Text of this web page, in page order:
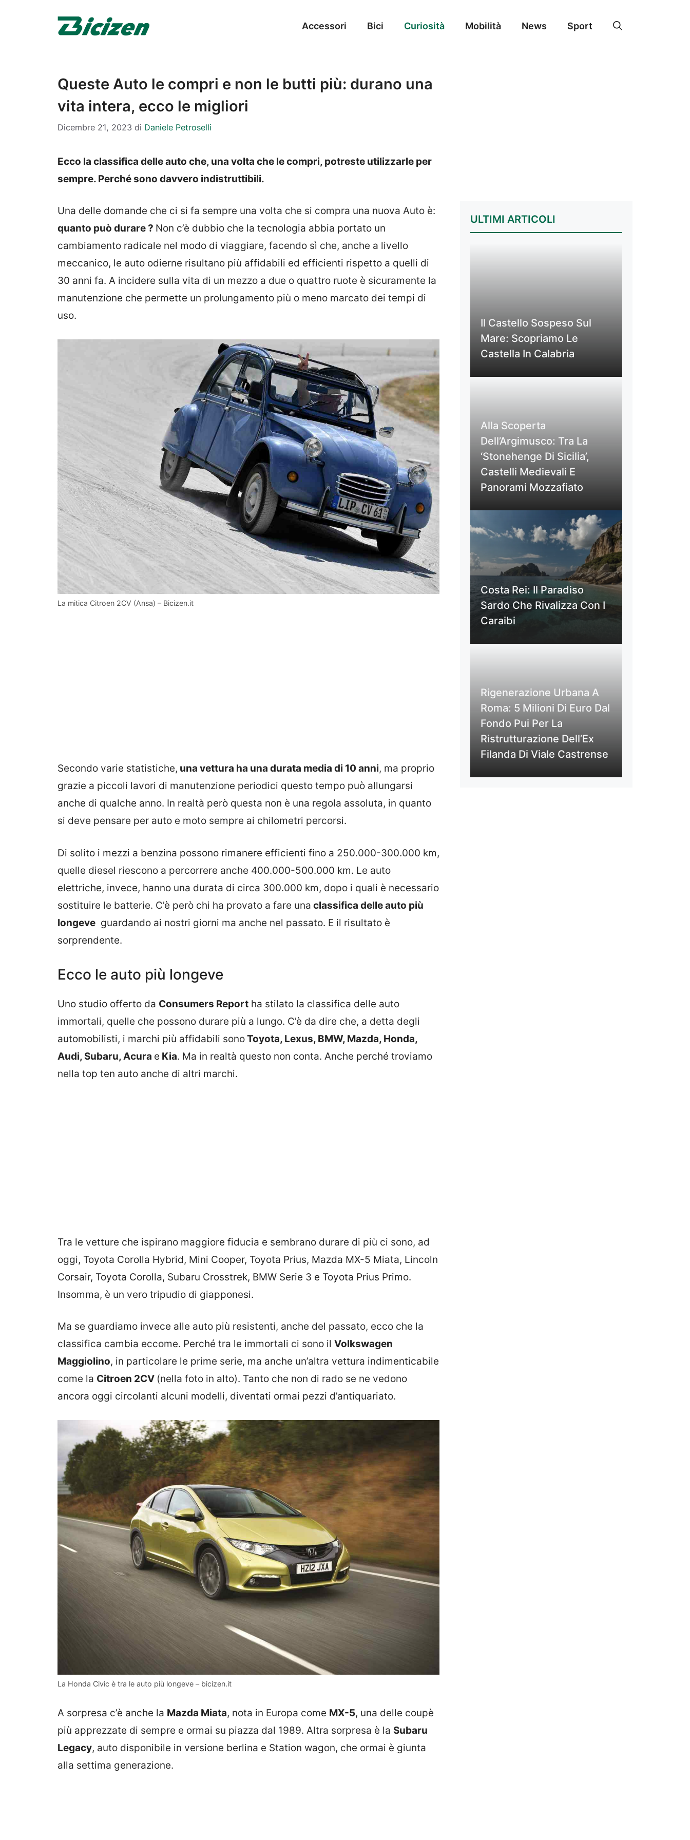
Accessori Bici Curiosità Mobilità News Sport
Queste Auto le compri e non le butti più: durano una
vita intera, ecco le migliori
Dicembre 21, 2023 di Daniele Petroselli
Ecco la classifica delle auto che, una volta che le compri, potreste utilizzarle per
sempre. Perché sono davvero indistruttibili.
Una delle domande che ci si fa sempre una volta che si compra una nuova Auto è:
quanto può durare ? Non c’è dubbio che la tecnologia abbia portato un
cambiamento radicale nel modo di viaggiare, facendo sì che, anche a livello
meccanico, le auto odierne risultano più affidabili ed efficienti rispetto a quelli di
30 anni fa. A incidere sulla vita di un mezzo a due o quattro ruote è sicuramente la
manutenzione che permette un prolungamento più o meno marcato dei tempi di
uso.
La mitica Citroen 2CV (Ansa) – Bicizen.it
Secondo varie statistiche, una vettura ha una durata media di 10 anni, ma proprio
grazie a piccoli lavori di manutenzione periodici questo tempo può allungarsi
anche di qualche anno. In realtà però questa non è una regola assoluta, in quanto
si deve pensare per auto e moto sempre ai chilometri percorsi.
Di solito i mezzi a benzina possono rimanere efficienti fino a 250.000-300.000 km,
quelle diesel riescono a percorrere anche 400.000-500.000 km. Le auto
elettriche, invece, hanno una durata di circa 300.000 km, dopo i quali è necessario
sostituire le batterie. C’è però chi ha provato a fare una classifica delle auto più
longeve guardando ai nostri giorni ma anche nel passato. E il risultato è
sorprendente.
Ecco le auto più longeve
Uno studio offerto da Consumers Report ha stilato la classifica delle auto
immortali, quelle che possono durare più a lungo. C’è da dire che, a detta degli
automobilisti, i marchi più affidabili sonoToyota, Lexus, BMW, Mazda, Honda,
Audi, Subaru, Acura e Kia. Ma in realtà questo non conta. Anche perché troviamo
nella top ten auto anche di altri marchi.
Tra le vetture che ispirano maggiore fiducia e sembrano durare di più ci sono, ad
oggi, Toyota Corolla Hybrid, Mini Cooper, Toyota Prius, Mazda MX-5 Miata, Lincoln
Corsair, Toyota Corolla, Subaru Crosstrek, BMW Serie 3 e Toyota Prius Primo.
Insomma, è un vero tripudio di giapponesi.
Ma se guardiamo invece alle auto più resistenti, anche del passato, ecco che la
classifica cambia eccome. Perché tra le immortali ci sono il Volkswagen
Maggiolino, in particolare le prime serie, ma anche un’altra vettura indimenticabile
come la Citroen 2CV (nella foto in alto). Tanto che non di rado se ne vedono
ancora oggi circolanti alcuni modelli, diventati ormai pezzi d’antiquariato.
La Honda Civic è tra le auto più longeve – bicizen.it
A sorpresa c’è anche la Mazda Miata, nota in Europa come MX-5, una delle coupè
più apprezzate di sempre e ormai su piazza dal 1989. Altra sorpresa è la Subaru
Legacy, auto disponibile in versione berlina e Station wagon, che ormai è giunta
alla settima generazione.
ULTIMI ARTICOLI
Il Castello Sospeso Sul
Mare: Scopriamo Le
Castella In Calabria
Alla Scoperta
Dell’Argimusco: Tra La
‘Stonehenge Di Sicilia’,
Castelli Medievali E
Panorami Mozzafiato
Costa Rei: Il Paradiso
Sardo Che Rivalizza Con I
Caraibi
Rigenerazione Urbana A
Roma: 5 Milioni Di Euro Dal
Fondo Pui Per La
Ristrutturazione Dell’Ex
Filanda Di Viale Castrense